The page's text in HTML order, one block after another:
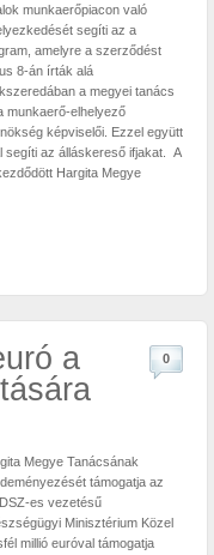
munkaerőpiacon való
segíti az a
amelyre a szerződést
8-án írták alá
a megyei tanács
munkaerő-elhelyező
képviselői. Ezzel együtt
segíti az álláskereső ifjakat. A
Hargita Megye
a
0
Megye Tanácsának
támogatja az
es vezetésű
Minisztérium Közel
millió euróval támogatja